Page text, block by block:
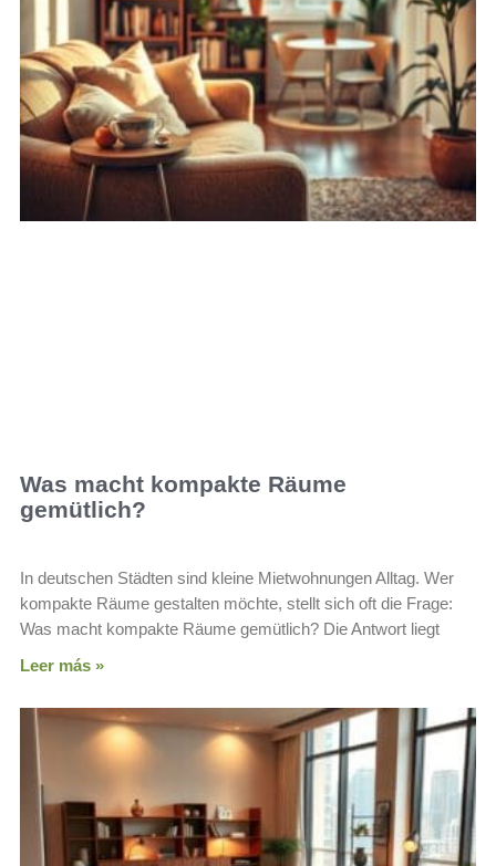
Was macht kompakte Räume
gemütlich?
In deutschen Städten sind kleine Mietwohnungen Alltag. Wer
kompakte Räume gestalten möchte, stellt sich oft die Frage:
Was macht kompakte Räume gemütlich? Die Antwort liegt
Leer más »